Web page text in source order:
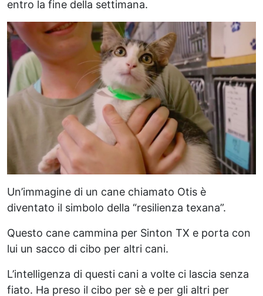
entro la fine della settimana.
Un’immagine di un cane chiamato Otis è
diventato il simbolo della “resilienza texana”.
Questo cane cammina per Sinton TX e porta con
lui un sacco di cibo per altri cani.
L’intelligenza di questi cani a volte ci lascia senza
fiato. Ha preso il cibo per sè e per gli altri per